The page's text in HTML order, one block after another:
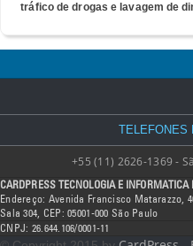
tráfico de drogas e lavagem de
TELEFONES
+55 (11) 2626-1369 -
CARDPRESS TECNOLOGIA E INFORMATICA
Endereço: Avenida Francisco Matarazzo,
Sala 304, CEP: 05001-000 São Paulo
CNPJ: 26.644.106/0001-11